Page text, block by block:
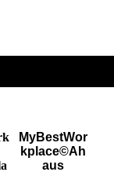
MyBestWor
kplace©Ah
aus